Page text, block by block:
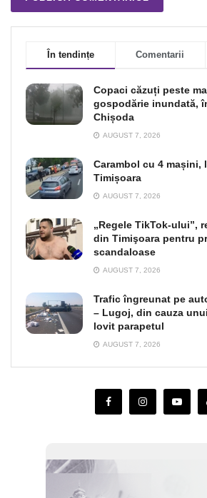
În tendințe Comentarii
Copaci căzuți peste
gospodărie inundată,
Chișoda
AUGUST 7, 2026
Carambol cu 4 mașini,
Timișoara
AUGUST 7, 2026
„Regele TikTok-ului”,
din Timişoara pentru
scandaloase
AUGUST 7, 2026
Trafic îngreunat pe
– Lugoj, din cauza
lovit parapetul
AUGUST 7, 2026